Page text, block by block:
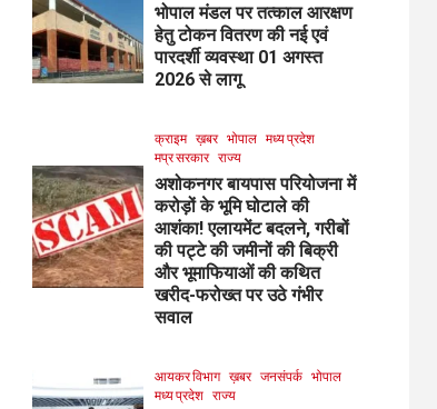
भोपाल मंडल पर तत्काल आरक्षण
हेतु टोकन वितरण की नई एवं
पारदर्शी व्यवस्था 01 अगस्त
2026 से लागू
क्राइम ख़बर भोपाल मध्य प्रदेश
मप्र सरकार राज्य
अशोकनगर बायपास परियोजना में
करोड़ों के भूमि घोटाले की
आशंका! एलायमेंट बदलने, गरीबों
की पट्टे की जमीनों की बिक्री
और भूमाफियाओं की कथित
खरीद-फरोख्त पर उठे गंभीर
सवाल
आयकर विभाग ख़बर जनसंपर्क भोपाल
मध्य प्रदेश राज्य